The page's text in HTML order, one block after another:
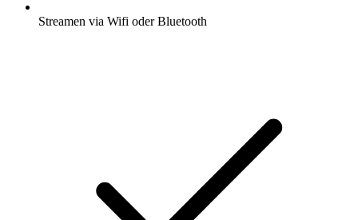
Streamen via Wifi oder Bluetooth